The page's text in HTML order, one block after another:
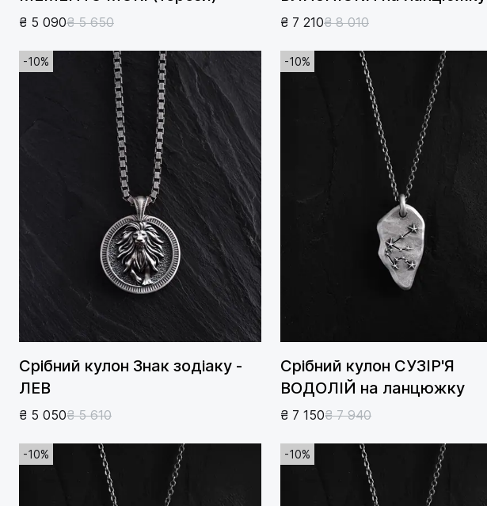
₴ 5 090₴ 5 650 ₴ 7 210₴ 8 010
-10%
Срібний кулон Знак зодіаку -
ЛЕВ
₴ 5 050₴ 5 610
-10%
Срібний кулон СУЗІР'Я
ВОДОЛІЙ на ланцюжку
₴ 7 150₴ 7 940
-10% -10%